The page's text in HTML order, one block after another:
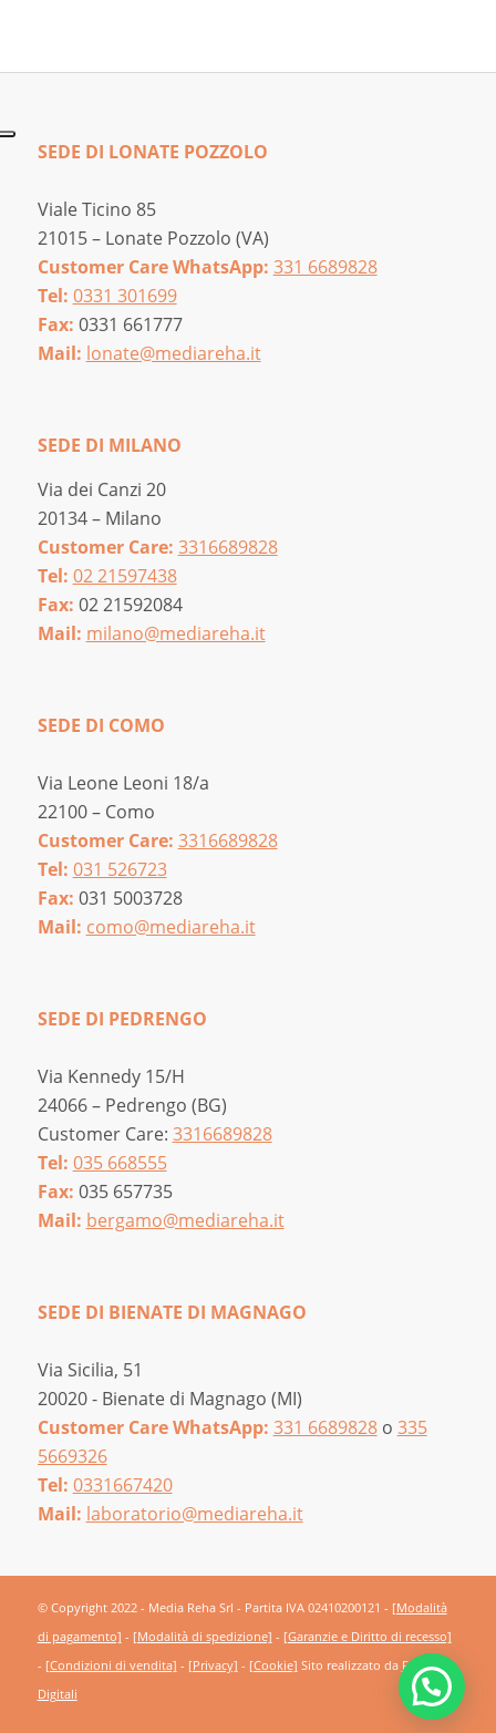
SEDE DI LONATE POZZOLO
Viale Ticino 85
21015 – Lonate Pozzolo (VA)
Customer Care WhatsApp: 331 6689828
Tel: 0331 301699
Fax: 0331 661777
Mail: lonate@mediareha.it
SEDE DI MILANO
Via dei Canzi 20
20134 – Milano
Customer Care: 3316689828
Tel: 02 21597438
Fax: 02 21592084
Mail: milano@mediareha.it
SEDE DI COMO
Via Leone Leoni 18/a
22100 – Como
Customer Care: 3316689828
Tel: 031 526723
Fax: 031 5003728
Mail: como@mediareha.it
SEDE DI PEDRENGO
Via Kennedy 15/H
24066 – Pedrengo (BG)
Customer Care: 3316689828
Tel: 035 668555
Fax: 035 657735
Mail: bergamo@mediareha.it
SEDE DI BIENATE DI MAGNAGO
Via Sicilia, 51
20020 - Bienate di Magnago (MI)
Customer Care WhatsApp: 331 6689828o 335
5669326
Tel: 0331667420
Mail: laboratorio@mediareha.it
© Copyright 2022 - Media Reha Srl - Partita IVA 02410200121 - [Modalità
di pagamento] - [Modalità di spedizione] - [Garanzie e Diritto di recesso]
- [Condizioni di vendita] - [Privacy] - [Cookie] Sito realizzato da Frutti
Digitali